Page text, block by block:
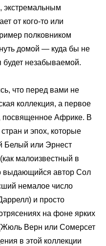
экстремальным
от кого-то или
полковником
домой — куда бы не
будет незабываемой.
что перед вами не
коллекция, а первое
посвященное Африке. В
и эпох, которые
Белый или Эрнест
малоизвестный в
выдающийся автор Сол
немалое число
и просто
на фоне ярких
(Жюль Верн или Сомерсет
в этой коллекции